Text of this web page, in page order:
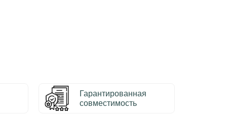
Гарантированная
совместимость